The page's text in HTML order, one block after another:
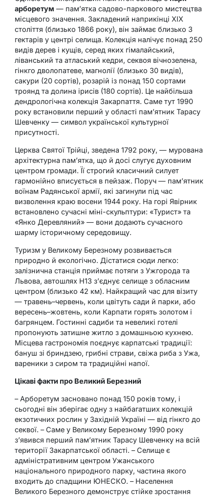
арборетум — пам’ятка садово-паркового мистецтва
місцевого значення. Закладений наприкінці XIX
століття (близько 1866 року), він займає близько 3
гектарів у центрі селища. Колекція налічує понад 250
видів дерев і кущів, серед яких гімалайський,
ліванський та атласький кедри, секвоя вічнозелена,
гінкго дволопатеве, магнолії (близько 30 видів),
сакури (20 сортів), розарій із понад 150 сортами
троянд та долина ірисів (180 сортів). Це найбільша
дендрологічна колекція Закарпаття. Саме тут 1990
року встановили перший у області пам’ятник Тарасу
Шевченку — символ української культурної
присутності.
Церква Святої Трійці, зведена 1792 року, — мурована
архітектурна пам’ятка, що й досі слугує духовним
центром громади. Її строгий класичний силует
гармонійно вписується в пейзаж. Поруч — пам’ятник
воїнам Радянської армії, які загинули під час
визволення краю восени 1944 року. На горі Явірник
встановлено сучасні міні-скульптури: «Турист» та
«Янко Деревляний» — вони додають сучасного
шарму історичному середовищу.
Туризм у Великому Березному розвивається
природно й екологічно. Дістатися сюди легко:
залізнична станція приймає потяги з Ужгорода та
Львова, автошлях Н13 з’єднує селище з обласним
центром (близько 42 км). Найкращий час для візиту
— травень–червень, коли цвітуть сади й парки, або
вересень–жовтень, коли Карпати горять золотом і
багрянцем. Гостинні садиби та невеликі готелі
пропонують затишне житло з домашньою кухнею.
Місцева гастрономія поєднує карпатські традиції:
бануш зі бриндзею, грибні страви, свіжа риба з Ужа,
вареники з сиром та традиційні напої.
Цікаві факти про Великий Березний
– Арборетум засновано понад 150 років тому, і
сьогодні він зберігає одну з найбагатших колекцій
екзотичних рослин у Західній Україні — від гінкго до
секвої. – Саме у Великому Березному 1990 року
з’явився перший пам’ятник Тарасу Шевченку на всій
території Закарпатської області. – Селище є
адміністративним центром Ужанського
національного природного парку, частина якого
входить до спадщини ЮНЕСКО. – Населення
Великого Березного демонструє стійке зростання